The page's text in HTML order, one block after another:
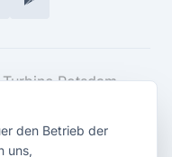
den Betrieb der
uns,